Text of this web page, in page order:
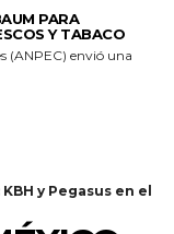
PARA
Y TABACO
(ANPEC) envió una